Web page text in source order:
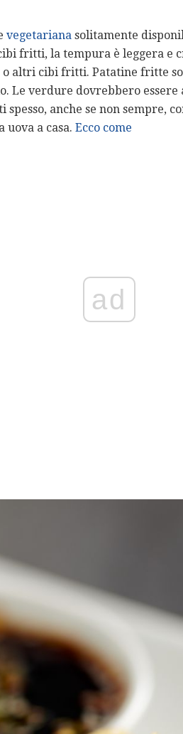
vegetariana solitamente
fritti, la tempura è leggera e
altri cibi fritti. Patatine fritte
Le verdure dovrebbero
anche se non sempre,
uova a casa. Ecco come
ad